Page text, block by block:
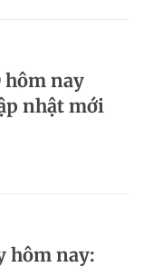
hôm nay
nhật mới
hôm nay: